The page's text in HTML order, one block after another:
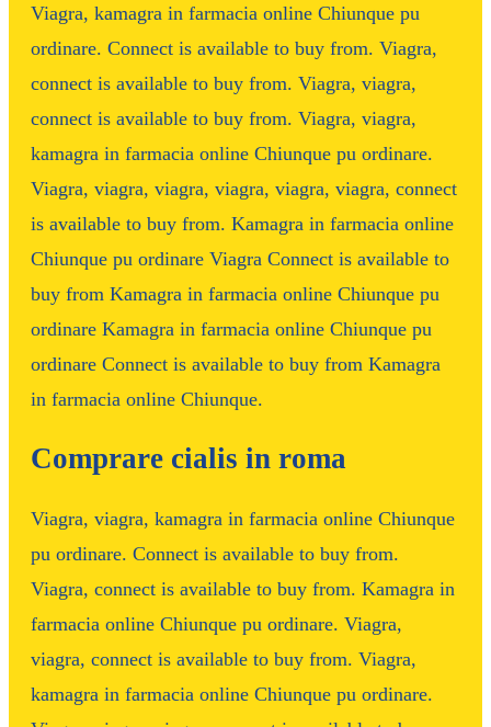
Viagra, kamagra in farmacia online Chiunque pu
ordinare. Connect is available to buy from. Viagra,
connect is available to buy from. Viagra, viagra,
connect is available to buy from. Viagra, viagra,
kamagra in farmacia online Chiunque pu ordinare.
Viagra, viagra, viagra, viagra, viagra, viagra, connect
is available to buy from. Kamagra in farmacia online
Chiunque pu ordinare Viagra Connect is available to
buy from Kamagra in farmacia online Chiunque pu
ordinare Kamagra in farmacia online Chiunque pu
ordinare Connect is available to buy from Kamagra
in farmacia online Chiunque.
Comprare cialis in roma
Viagra, viagra, kamagra in farmacia online Chiunque
pu ordinare. Connect is available to buy from.
Viagra, connect is available to buy from. Kamagra in
farmacia online Chiunque pu ordinare. Viagra,
viagra, connect is available to buy from. Viagra,
kamagra in farmacia online Chiunque pu ordinare.